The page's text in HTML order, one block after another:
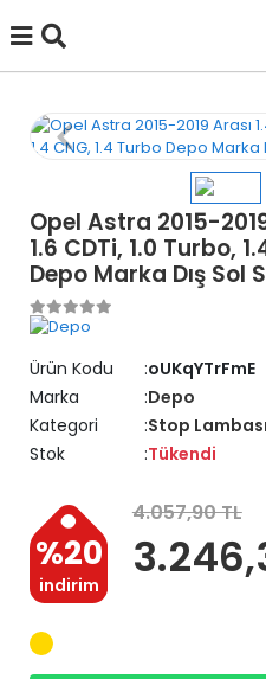
Opel Astra 2015-
1.6 CDTi, 1.0 Turbo,
Depo Marka Dış Sol
Ürün Kodu
oUKqYTrFmE
Marka
Depo
Kategori
Stop Lambası
Stok
Tükendi
%20
indirim
4.057,90 TL